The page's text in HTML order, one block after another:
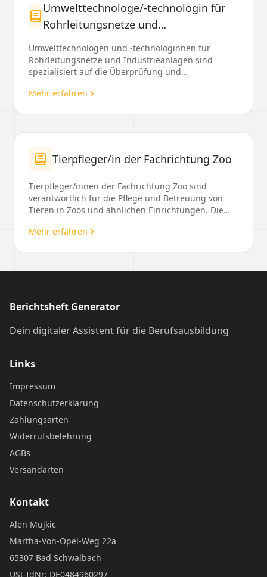
Umwelttechnologe/-technologin für
Rohrleitungsnetze und
Industrieanlagen
Umwelttechnologen und -technologinnen für
Rohrleitungsnetze und Industrieanlagen sind
spezialisiert auf die Überprüfung und
Mehr erfahren
Tierpfleger/in der Fachrichtung Zoo
Tierpfleger/innen der Fachrichtung Zoo sind
verantwortlich für die Pflege und Betreuung von
Tieren in Zoos und ähnlichen Einrichtungen. Die
Mehr erfahren
Berichtsheft Generator
Dein digitaler Assistent für die Berufsausbildung
Links
Impressum
Datenschutzerklärung
Zahlungsarten
Widerrufsbelehrung
AGBs
Versandarten
Kontakt
Alen Mujkic
Martha-Von-Opel-Weg 22a
65307 Bad Schwalbach
USt-IdNr: DE0484960297